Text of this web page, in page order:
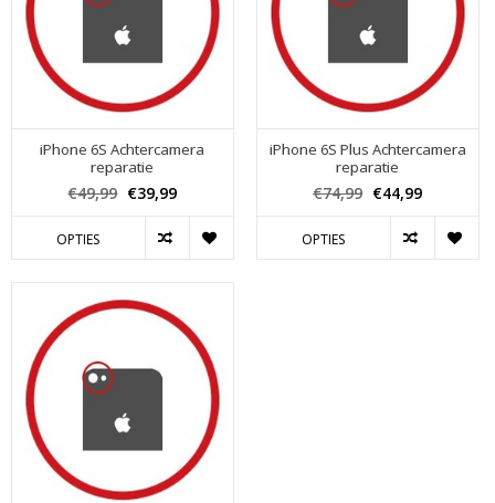
iPhone 6S Achtercamera
reparatie
€49,99 €39,99
OPTIES
iPhone 6S Plus Achtercamera
reparatie
€74,99 €44,99
OPTIES